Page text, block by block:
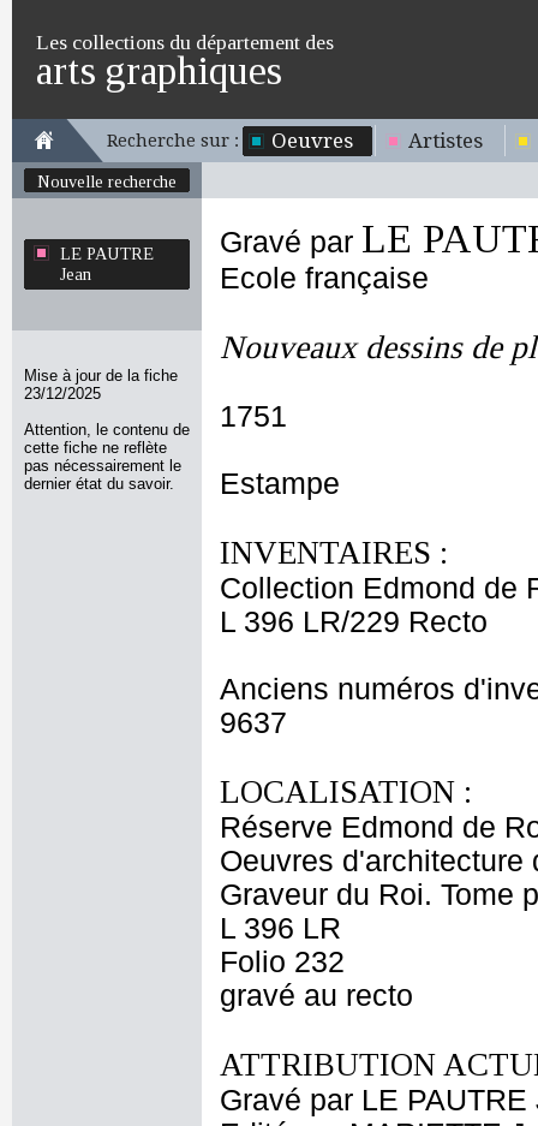
Les collections du département des
arts graphiques
Recherche sur : Oeuvres Artistes
Nouvelle recherche
LE PAUTRE
Jean
Mise à jour de la fiche
23/12/2025
Attention, le contenu de
cette fiche ne reflète
pas nécessairement le
dernier état du savoir.
Gravé par LE
Ecole française
Nouveaux dessins de
1751
Estampe
INVENTAIRES :
Collection Edmond de
L 396 LR/229 Recto
Anciens numéros
9637
LOCALISATION :
Réserve Edmond de
Oeuvres d'architecture
Graveur du Roi. Tome
L 396 LR
Folio 232
gravé au recto
ATTRIBUTION
Gravé par LE PAUTRE